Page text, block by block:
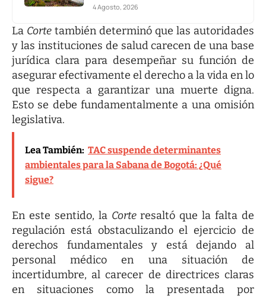
4 Agosto, 2026
La Corte también determinó que las autoridades
y las instituciones de salud carecen de una base
jurídica clara para desempeñar su función de
asegurar efectivamente el derecho a la vida en lo
que respecta a garantizar una muerte digna.
Esto se debe fundamentalmente a una omisión
legislativa.
Lea También: TAC suspende determinantes
ambientales para la Sabana de Bogotá: ¿Qué
sigue?
En este sentido, la Corteresaltó que la falta de
regulación está obstaculizando el ejercicio de
derechos fundamentales y está dejando al
personal médico en una situación de
incertidumbre, al carecer de directrices claras
en situaciones como la presentada por